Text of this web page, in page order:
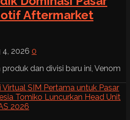
Aftermarket
4, 2026 0
dan divisi baru ini, Venom